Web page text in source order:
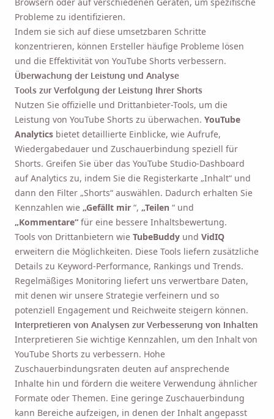
Probleme zu identifizieren.
Indem sie sich auf diese umsetzbaren Schritte
konzentrieren, können Ersteller häufige Probleme lösen
und die Effektivität von YouTube Shorts verbessern.
Überwachung der Leistung und Analyse
Tools zur Verfolgung der Leistung Ihrer Shorts
Nutzen Sie offizielle und Drittanbieter-Tools, um die
Leistung von YouTube Shorts zu überwachen. YouTube
Analytics bietet detaillierte Einblicke, wie Aufrufe,
Wiedergabedauer und Zuschauerbindung speziell für
Shorts. Greifen Sie über das YouTube Studio-Dashboard
auf Analytics zu, indem Sie die Registerkarte „Inhalt“ und
dann den Filter „Shorts“ auswählen. Dadurch erhalten Sie
Kennzahlen wie „Gefällt mir “, „Teilen “ und
„Kommentare“ für eine bessere Inhaltsbewertung.
Tools von Drittanbietern wie TubeBuddy und VidIQ
erweitern die Möglichkeiten. Diese Tools liefern zusätzliche
Details zu Keyword-Performance, Rankings und Trends.
Regelmäßiges Monitoring liefert uns verwertbare Daten,
mit denen wir unsere Strategie verfeinern und so
potenziell Engagement und Reichweite steigern können.
Interpretieren von Analysen zur Verbesserung von Inhalten
Interpretieren Sie wichtige Kennzahlen, um den Inhalt von
YouTube Shorts zu verbessern. Hohe
Zuschauerbindungsraten deuten auf ansprechende
Inhalte hin und fördern die weitere Verwendung ähnlicher
Formate oder Themen. Eine geringe Zuschauerbindung
kann Bereiche aufzeigen, in denen der Inhalt angepasst